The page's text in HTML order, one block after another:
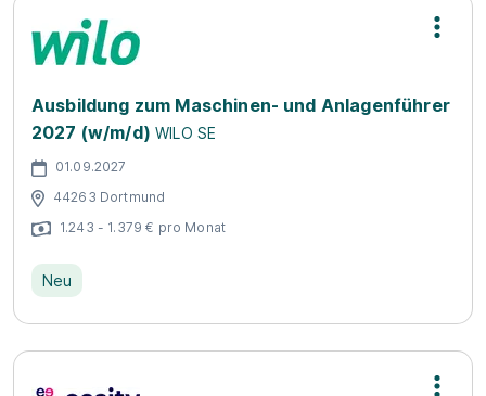
Ausbildung zum Maschinen- und Anlagenführer
2027 (w/m/d) WILO SE
01.09.2027
44263 Dortmund
1.243 - 1.379 € pro Monat
Neu